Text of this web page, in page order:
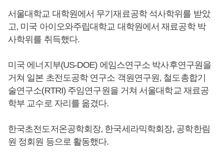
서울대학교 대학원에서 무기재료공학 석사학위를 받았
고, 미국 아이오와주립대학교 대학원에서 재료공학 박
사학위를 취득했다.
미국 에너지부(US-DOE) 에임스연구소 박사후연구원을
거쳐 일본 초전도공학 연구소 객원연구원, 철도총합기
술연구소(RTRI) 주임연구원을 거쳐 서울대학교 재료공
학부 교수로 자리를 옮겼다.
한국초전도저온공학회장, 한국세라믹학회장, 공학한림
원 정회원 등으로 활동했다.